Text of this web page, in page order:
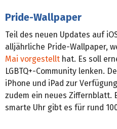
Pride-Wallpaper
Teil des neuen Updates auf
alljährliche Pride-Wallpaper,
Mai vorgestellt hat. Es soll
LGBTQ+-Community lenken.
iPhone und iPad zur
zudem ein neues Ziffernblatt.
smarte Uhr gibt es für rund